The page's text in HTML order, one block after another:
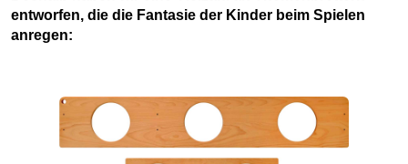
entworfen, die die Fantasie der Kinder beim Spielen
anregen: